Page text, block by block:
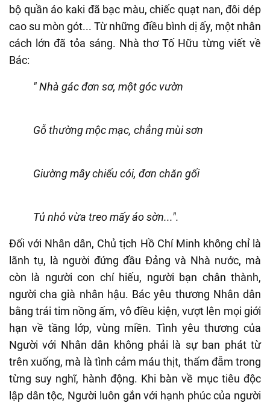
bộ quần áo kaki đã bạc màu, chiếc quạt nan, đôi dép
cao su mòn gót... Từ những điều bình dị ấy, một nhân
cách lớn đã tỏa sáng. Nhà thơ Tố Hữu từng viết về
Bác:
" Nhà gác đơn sơ, một góc vườn
Gỗ thường mộc mạc, chẳng mùi sơn
Giường mây chiếu cói, đơn chăn gối
Tủ nhỏ vừa treo mấy áo sờn...".
Đối với Nhân dân, Chủ tịch Hồ Chí Minh không chỉ là
lãnh tụ, là người đứng đầu Đảng và Nhà nước, mà
còn là người con chí hiếu, người bạn chân thành,
người cha già nhân hậu. Bác yêu thương Nhân dân
bằng trái tim nồng ấm, vô điều kiện, vượt lên mọi giới
hạn về tầng lớp, vùng miền. Tình yêu thương của
Người với Nhân dân không phải là sự ban phát từ
trên xuống, mà là tình cảm máu thịt, thấm đẫm trong
từng suy nghĩ, hành động. Khi bàn về mục tiêu độc
lập dân tộc, Người luôn gắn với hạnh phúc của người